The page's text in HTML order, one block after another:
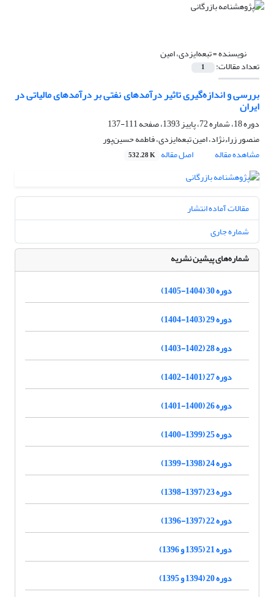
نویسنده =تبعه‌ایزدی، امین
تعداد مقالات: 1
بررسی و اندازه‌گیری تاثیر درآمدهای نفتی بر درآمدهای مالیاتی در
ایران
دوره 18، شماره 72، پاییز 1393، صفحه
111-137
منصور زراءنژاد، امین تبعه‌ایزدی، فاطمه حسین‌پور
مشاهده مقاله
اصل مقاله 532.28 K
مقالات آماده انتشار
شماره جاری
شماره‌های پیشین نشریه
دوره 30 (1404-1405)
دوره 29 (1403-1404)
دوره 28 (1402-1403)
دوره 27 (1401-1402)
دوره 26 (1400-1401)
دوره 25 (1399-1400)
دوره 24 (1398-1399)
دوره 23 (1397-1398)
دوره 22 (1397-1396)
دوره 21 (1395 و 1396)
دوره 20 (1394 و 1395)